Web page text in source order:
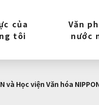
của
tôi
Văn
nước
và Học viện Văn hóa